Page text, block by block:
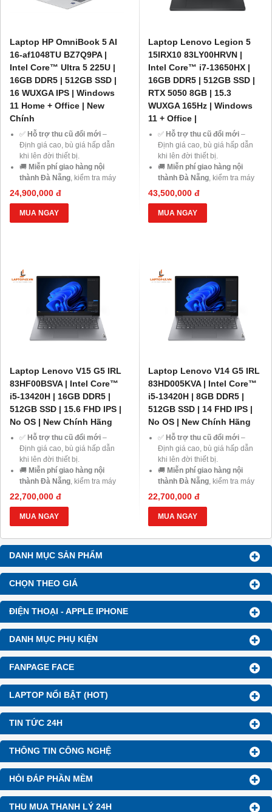
DANH MỤC SẢN PHẨM
CHỌN THEO GIÁ
ĐIỆN THOẠI - APPLE IPHONE
DANH MỤC PHỤ KIỆN
FANPAGE FACE
LAPTOP NỔI BẬT (HOT)
TIN TỨC 24H
THÔNG TIN CÔNG NGHỆ
HỎI ĐÁP PHẦN MỀM
THU MUA THANH LÝ 24H
Laptop HP OmniBook 5 AI
16-af1048TU BZ7Q9PA |
Intel Core™ Ultra 5 225U |
16GB DDR5 | 512GB SSD |
16 WUXGA IPS | Windows
11 Home + Office | New
Chính
✅ Hỗ trợ thu cũ đổi mới –
Định giá cao, bù giá hấp dẫn
khi lên đời thiết bị.
🚚 Miễn phí giao hàng nội
thành Đà Nẵng , kiểm tra máy
trước khi thanh toán.
💳
Trả góp 0% qua thẻ tín
dụng hoặcHD Saison chỉ từ
1%/tháng, thủ tục đơn giản.
Sinh viên và khách hàng ở xa
cùng cơ hội nhậnVoucher
giảm đến 500.000đ
24,900,000 đ
MUA NGAY
Laptop Lenovo Legion 5
15IRX10 83LY00HRVN |
Intel Core™ i7-13650HX |
16GB DDR5 | 512GB SSD |
RTX 5050 8GB | 15.3
WUXGA 165Hz | Windows
11 + Office |
✅ Hỗ trợ thu cũ đổi mới –
Định giá cao, bù giá hấp dẫn
khi lên đời thiết bị.
🚚 Miễn phí giao hàng nội
thành Đà Nẵng , kiểm tra máy
trước khi thanh toán.
💳
Trả góp 0% qua thẻ tín
dụng hoặcHD Saison chỉ từ
1%/tháng, thủ tục đơn giản.
Sinh viên và khách hàng ở xa
cùng cơ hội nhậnVoucher
giảm đến 500.000đ
43,500,000 đ
MUA NGAY
Laptop Lenovo V15 G5 IRL
83HF00BSVA | Intel Core™
i5-13420H | 16GB DDR5 |
512GB SSD | 15.6 FHD IPS |
No OS | New Chính Hãng
✅ Hỗ trợ thu cũ đổi mới –
Định giá cao, bù giá hấp dẫn
khi lên đời thiết bị.
🚚 Miễn phí giao hàng nội
thành Đà Nẵng , kiểm tra máy
trước khi thanh toán.
💳
Trả góp 0% qua thẻ tín
dụng hoặcHD Saison chỉ từ
1%/tháng, thủ tục đơn giản.
nâng cấp RAM, SSDkhi mua
laptop tại Laptop43.
🎁Ưu đãi dành cho Học sinh –
Sinh viên và khách hàng ở xa
cùng cơ hội nhận
giảm đến 500.000đ.
22,700,000 đ
MUA NGAY
Laptop Lenovo V14 G5 IRL
83HD005KVA | Intel Core™
i5-13420H | 8GB DDR5 |
512GB SSD | 14 FHD IPS |
No OS | New Chính Hãng
✅ Hỗ trợ thu cũ đổi mới –
Định giá cao, bù giá hấp dẫn
khi lên đời thiết bị.
🚚 Miễn phí giao hàng nội
thành Đà Nẵng , kiểm tra máy
trước khi thanh toán.
💳
Trả góp 0% qua thẻ tín
dụng hoặcHD Saison chỉ từ
1%/tháng, thủ tục đơn giản.
nâng cấp RAM, SSDkhi mua
🎁Ưu đãi dành cho Học sinh –
Sinh viên và khách hàng ở xa
giảm đến 500.000đ.
22,700,000 đ
MUA NGAY